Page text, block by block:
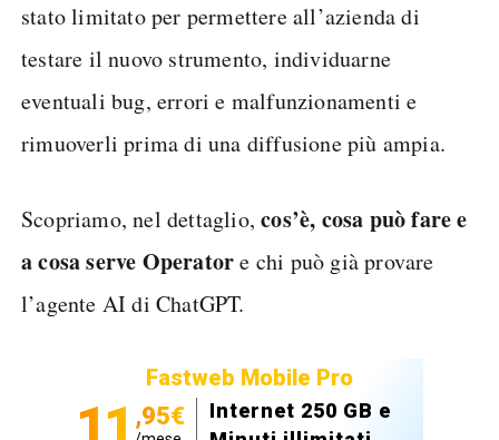
stato limitato per permettere all’azienda di
testare il nuovo strumento, individuarne
eventuali bug, errori e malfunzionamenti e
rimuoverli prima di una diffusione più ampia.
Scopriamo, nel dettaglio,cos’è, cosa può fare e
a cosa serve Operatore chi può già provare
l’agente AI di ChatGPT.
Fastweb Mobile Pro
11 ,95€
Internet 250 GB e